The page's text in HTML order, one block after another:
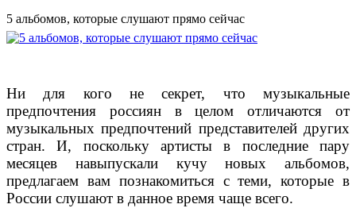
5 альбомов, которые слушают прямо сейчас
Ни для кого не секрет, что музыкальные
предпочтения россиян в целом отличаются от
музыкальных предпочтений представителей других
стран. И, поскольку артисты в последние пару
месяцев навыпускали кучу новых альбомов,
предлагаем вам познакомиться с теми, которые в
России слушают в данное время чаще всего.